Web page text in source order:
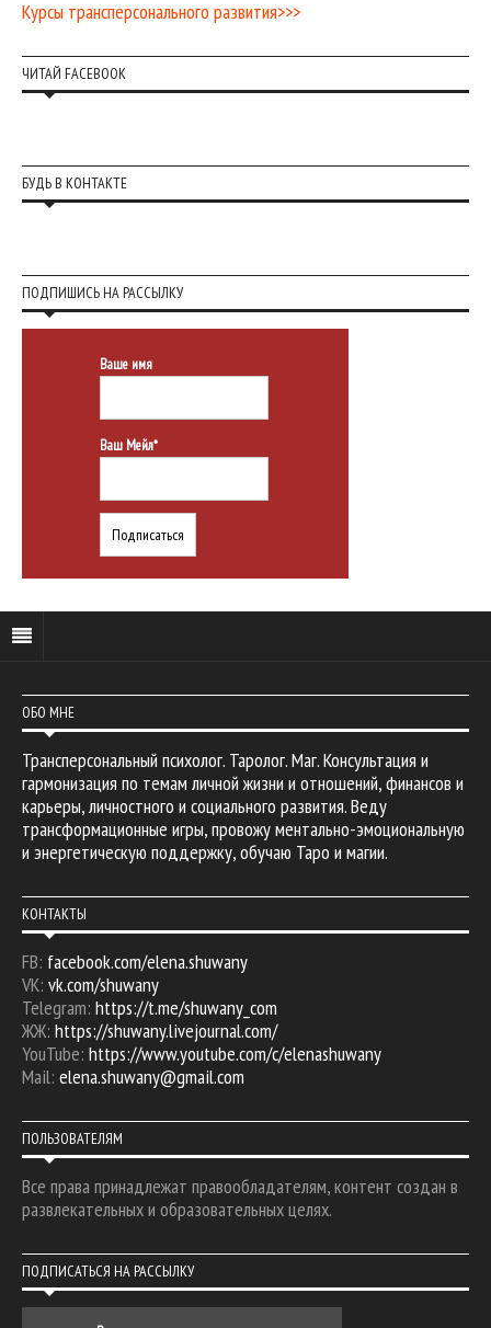
Курсы трансперсонального развития>>>
ЧИТАЙ FACEBOOK
БУДЬ В КОНТАКТЕ
ПОДПИШИСЬ НА РАССЫЛКУ
Ваше имя
Ваш Мейл*
ОБО МНЕ
Трансперсональный психолог. Таролог. Маг. Консультация и
гармонизация по темам личной жизни и отношений, финансов и
карьеры, личностного и социального развития. Веду
трансформационные игры, провожу ментально-эмоциональную
и энергетическую поддержку, обучаю Таро и магии.
КОНТАКТЫ
FB: facebook.com/elena.shuwany
VK: vk.com/shuwany
Telegram: https://t.me/shuwany_com
ЖЖ: https://shuwany.livejournal.com/
YouTube: https://www.youtube.com/c/elenashuwany
Mail: elena.shuwany@gmail.com
ПОЛЬЗОВАТЕЛЯМ
Все права принадлежат правообладателям, контент создан в
развлекательных и образовательных целях.
ПОДПИСАТЬСЯ НА РАССЫЛКУ